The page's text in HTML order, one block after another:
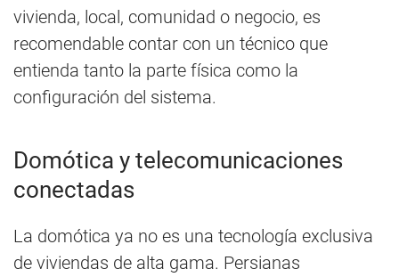
vivienda, local, comunidad o negocio, es
recomendable contar con un técnico que
entienda tanto la parte física como la
configuración del sistema.
Domótica y telecomunicaciones
conectadas
La domótica ya no es una tecnología exclusiva
de viviendas de alta gama. Persianas